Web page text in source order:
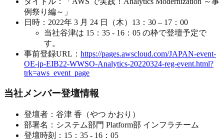
例祭り編～」
日時：2022年 3 月 24 日（木）13：30 – 17：00
当社谷津は 15：35 - 16：05 の枠で登壇予定で
す。
事前登録URL： https://pages.awscloud.com/JAPAN-event-
OE-jp-EIB22-WWSO-Analytics-20220324-reg-event.html?
trk=aws_event_page
当社メンバー登壇情報
登壇者：谷津 香（やつ かおり）
部署名：システム部門 Platform部 インフラチーム
登壇時刻：15：35 - 16：05